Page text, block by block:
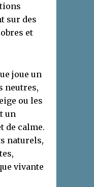
sur des
et
joue un
neutres,
ou les
un
de calme.
naturels,
vivante